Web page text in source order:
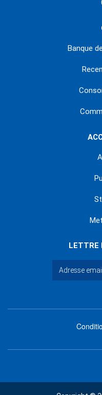
Banque
LETTRE
footer